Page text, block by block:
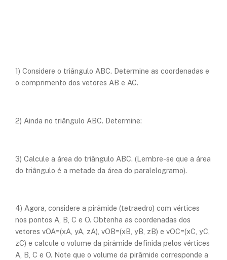
1) Considere o triângulo ABC. Determine as coordenadas e
o comprimento dos vetores AB e AC.
2) Ainda no triângulo ABC. Determine:
3) Calcule a área do triângulo ABC. (Lembre-se que a área
do triângulo é a metade da área do paralelogramo).
4) Agora, considere a pirâmide (tetraedro) com vértices
nos pontos A, B, C e O. Obtenha as coordenadas dos
vetores vOA=(xA , yA , zA), vOB=(xB , yB , zB) e vOC=(xC , yC
zC) e calcule o volume da pirâmide definida pelos vértices
A, B, C e O. Note que o volume da pirâmide corresponde a